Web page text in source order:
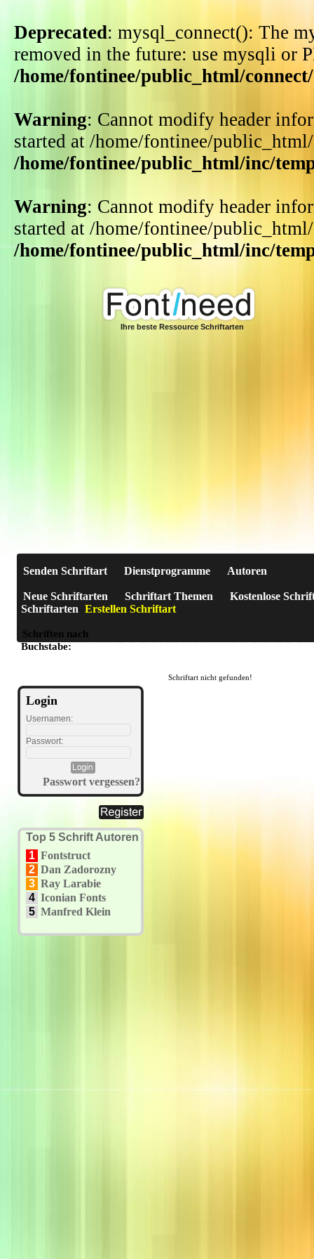
Deprecated: mysql_connect(): The
removed in the future: use mysqli or
/home/fontinee/public_html/
Warning: Cannot modify header
started at /home/fontinee/
/home/fontinee/public_html/inc/
Warning: Cannot modify header
started at /home/fontinee/
/home/fontinee/public_html/inc/
Ihre beste Ressource Schriftarten
Senden Schriftart Dienstprogramme Autoren
Neue Schriftarten Schriftart Themen
Kostenlose
Schriftarten Erstellen Schriftart
Schriften nach
Buchstabe: A B C D E F G H I J K L M N O P Q R S T U
Login
Usernamen:
Passwort:
Passwort vergessen?
Top 5 Schrift Autoren
1 Fontstruct
2 Dan Zadorozny
3 Ray Larabie
4 Iconian Fonts
5 Manfred Klein
Schriftart nicht gefunden!